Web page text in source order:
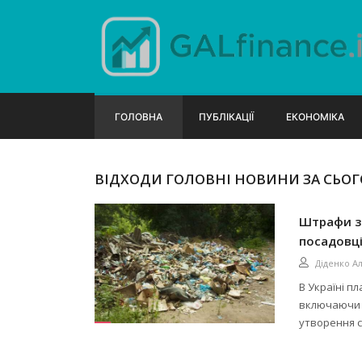
ГОЛОВНА ПУБЛІКАЦІЇ ЕКОНОМІКА
ВІДХОДИ ГОЛОВНІ НОВИНИ ЗА
Штрафи
Діденко
В Україні
включаючи
утворення